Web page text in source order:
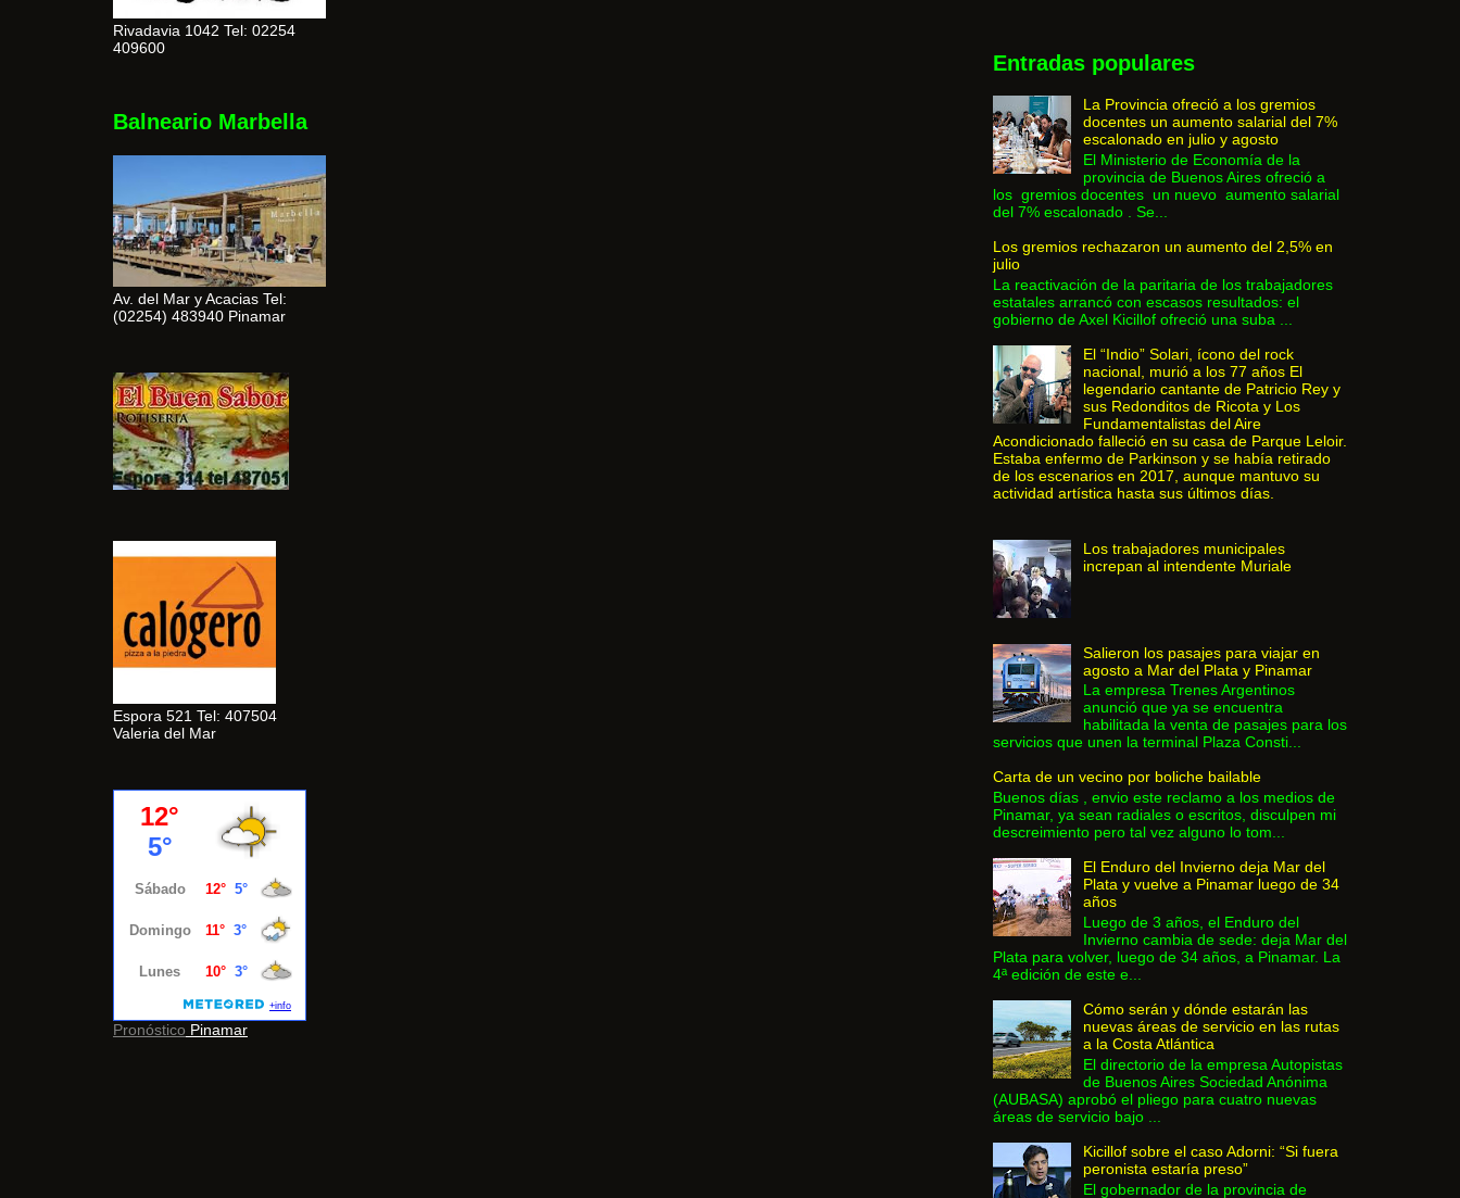
Rivadavia 1042 Tel: 02254
409600
Balneario Marbella
Av. del Mar y Acacias Tel:
(02254) 483940 Pinamar
Espora 521 Tel: 407504
Valeria del Mar
Pronóstico Pinamar
Entradas populares
La Provincia ofreció a los gremios
docentes un aumento salarial del 7%
escalonado en julio y agosto
El Ministerio de Economía de la
provincia de Buenos Aires ofreció a
los gremios docentes un nuevo aumento salarial
del 7% escalonado . Se...
Los gremios rechazaron un aumento del 2,5% en
julio
La reactivación de la paritaria de los trabajadores
estatales arrancó con escasos resultados: el
gobierno de Axel Kicillof ofreció una suba ...
El “Indio” Solari, ícono del rock
nacional, murió a los 77 años El
legendario cantante de Patricio Rey y
sus Redonditos de Ricota y Los
Fundamentalistas del Aire
Acondicionado falleció en su casa de Parque Leloir.
Estaba enfermo de Parkinson y se había retirado
de los escenarios en 2017, aunque mantuvo su
actividad artística hasta sus últimos días.
Los trabajadores municipales
increpan al intendente Muriale
Salieron los pasajes para viajar en
agosto a Mar del Plata y Pinamar
La empresa Trenes Argentinos
anunció que ya se encuentra
habilitada la venta de pasajes para los
servicios que unen la terminal Plaza Consti...
Carta de un vecino por boliche bailable
Buenos días , envio este reclamo a los medios de
Pinamar, ya sean radiales o escritos, disculpen mi
descreimiento pero tal vez alguno lo tom...
El Enduro del Invierno deja Mar del
Plata y vuelve a Pinamar luego de 34
años
Luego de 3 años, el Enduro del
Invierno cambia de sede: deja Mar del
Plata para volver, luego de 34 años, a Pinamar. La
4ª edición de este e...
Cómo serán y dónde estarán las
nuevas áreas de servicio en las rutas
a la Costa Atlántica
El directorio de la empresa Autopistas
de Buenos Aires Sociedad Anónima
(AUBASA) aprobó el pliego para cuatro nuevas
áreas de servicio bajo ...
Kicillof sobre el caso Adorni: “Si fuera
peronista estaría preso”
El gobernador de la provincia de